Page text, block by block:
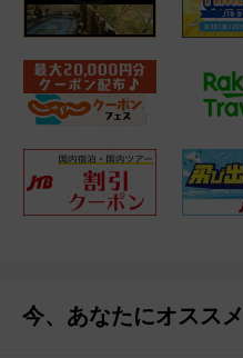
今、あなたにオススメ